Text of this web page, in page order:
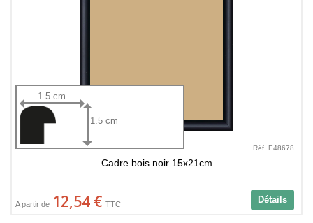
1.5 cm
1.5 cm
Réf. E48678
Cadre bois noir 15x21cm
Détails
A partir de 12,54 € TTC